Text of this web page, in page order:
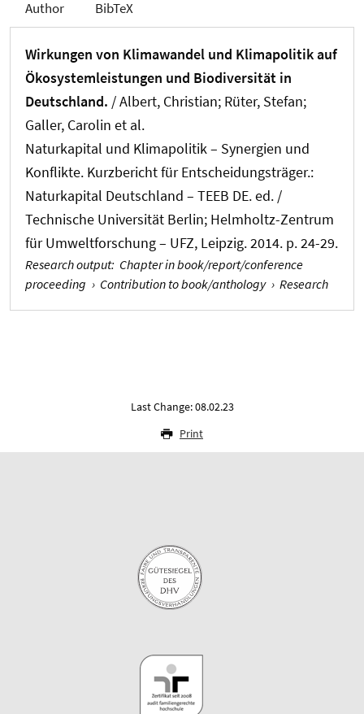
Author BibTeX
Wirkungen von Klimawandel und Klimapolitik auf
Ökosystemleistungen und Biodiversität in
Deutschland. /Albert, Christian; Rüter, Stefan;
Galler, Carolin et al.
Naturkapital und Klimapolitik – Synergien und
Konflikte. Kurzbericht für Entscheidungsträger.:
Naturkapital Deutschland – TEEB DE. ed. /
Technische Universität Berlin; Helmholtz-Zentrum
für Umweltforschung – UFZ, Leipzig. 2014. p. 24-29.
Research output: Chapter in book/report/conference
proceeding › Contribution to book/anthology › Research
Last Change: 08.02.23
Print